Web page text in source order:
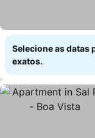
Selecione as datas
exatos.